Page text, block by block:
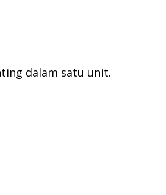
dalam satu unit.